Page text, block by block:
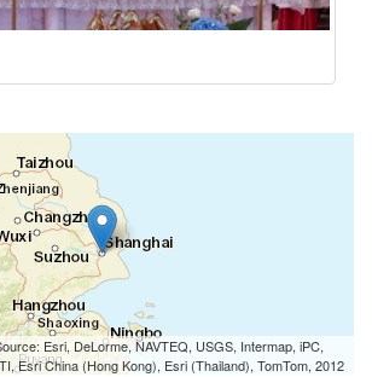
Esri, DeLorme, NAVTEQ, USGS, Intermap, iPC,
Esri China (Hong Kong), Esri (Thailand), TomTom, 2012